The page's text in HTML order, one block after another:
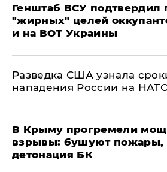
Генштаб ВСУ подтвердил
"жирных" целей
и на ВОТ Украины
Разведка США узнала
нападения России на
В Крыму прогремели
взрывы: бушуют
детонация БК